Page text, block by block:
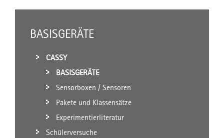
BASISGERÄTE
CASSY
BASISGERÄTE
Sensorboxen / Sensoren
Pakete und Klassensätze
Experimentierliteratur
Schülerversuche